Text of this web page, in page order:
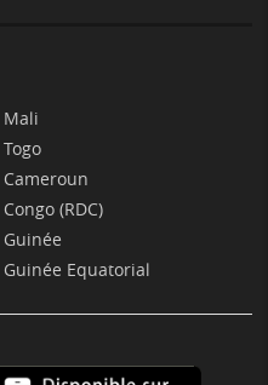
Mali
Togo
Cameroun
Congo (RDC)
Guinée
Guinée Equatorial